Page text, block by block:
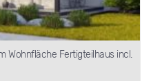
Wohnfläche Fertigteilhaus incl.